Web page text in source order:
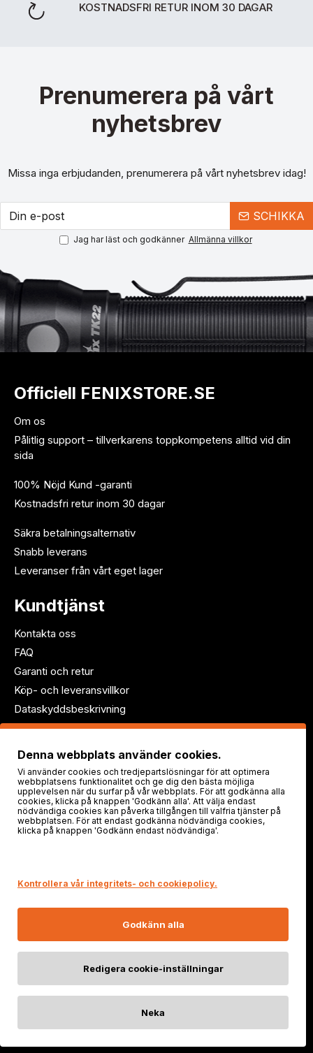
KOSTNADSFRI RETUR INOM 30 DAGAR
Prenumerera på vårt
nyhetsbrev
Missa inga erbjudanden, prenumerera på vårt nyhetsbrev idag!
SCHIKKA
Jag har läst och godkänner Allmänna villkor
Officiell FENIXSTORE.SE
Om os
Pålitlig support – tillverkarens toppkompetens alltid vid din
sida
100% Nöjd Kund -garanti
Kostnadsfri retur inom 30 dagar
Säkra betalningsalternativ
Snabb leverans
Leveranser från vårt eget lager
Kundtjänst
Kontakta oss
FAQ
Garanti och retur
Köp- och leveransvillkor
Dataskyddsbeskrivning
Följ oss!
Denna webbplats använder cookies.
Vi använder cookies och tredjepartslösningar för att optimera
webbplatsens funktionalitet och ge dig den bästa möjliga
upplevelsen när du surfar på vår webbplats. För att godkänna alla
cookies, klicka på knappen 'Godkänn alla'. Att välja endast
nödvändiga cookies kan påverka tillgången till valfria tjänster på
webbplatsen. För att endast godkänna nödvändiga cookies,
klicka på knappen 'Godkänn endast nödvändiga'.
Kontrollera vår integritets- och cookiepolicy.
Godkänn alla
Redigera cookie-inställningar
Neka